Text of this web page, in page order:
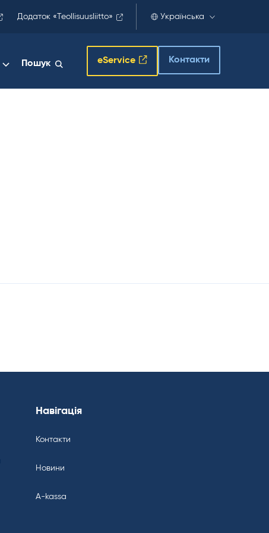
Додаток «Teollisuusliitto» Українська
Пошук eService Контакти
Навігація
Контакти
Новини
A-kassa